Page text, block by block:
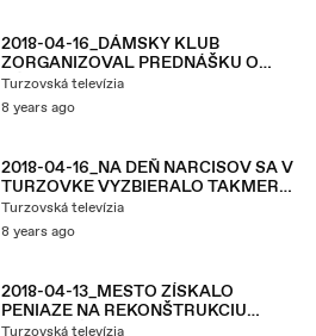
2018-04-16_DÁMSKY KLUB
ZORGANIZOVAL PREDNÁŠKU O
VÝSADBE KVETOV
Turzovská televízia
8 years ago
2018-04-16_NA DEŇ NARCISOV SA V
TURZOVKE VYZBIERALO TAKMER
2150 EUR
Turzovská televízia
8 years ago
2018-04-13_MESTO ZÍSKALO
PENIAZE NA REKONŠTRUKCIU
BUDOVY ÚRADU